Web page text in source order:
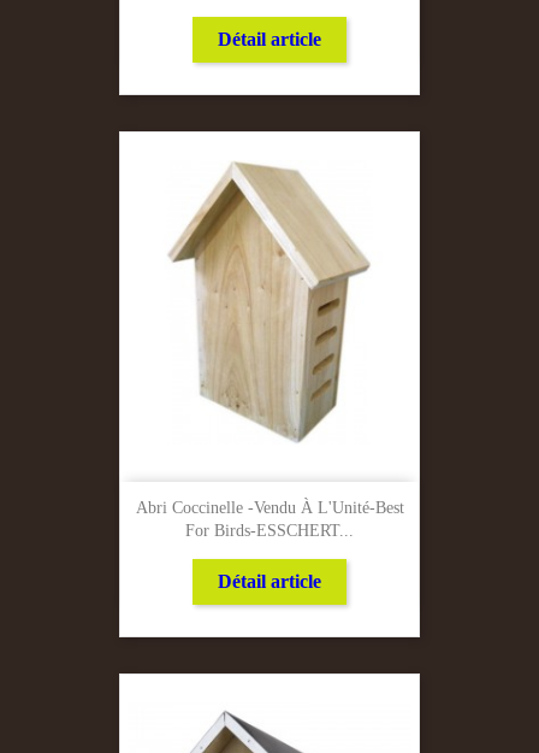
Détail article
Abri Coccinelle -Vendu À L'Unité-Best
For Birds-ESSCHERT...
Détail article